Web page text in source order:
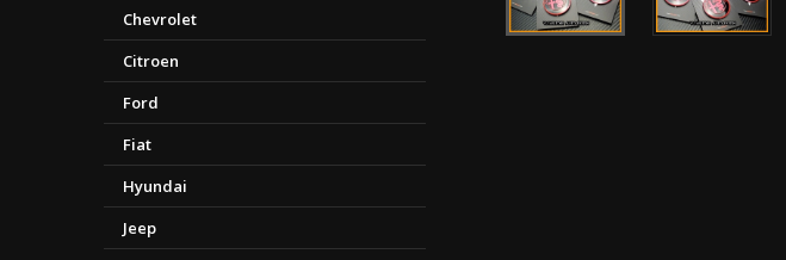
Chevrolet
Citroen
Ford
Fiat
Hyundai
Jeep